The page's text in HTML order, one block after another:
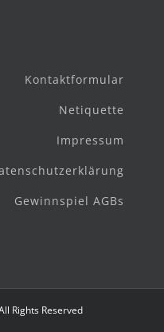
Kontaktformular
Netiquette
Impressum
Gewinnspiel AGBs
Rights Reserved